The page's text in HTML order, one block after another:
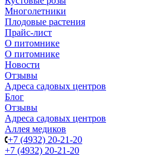
Многолетники
Плодовые растения
Прайс-лист
О питомнике
О питомнике
Новости
Отзывы
Адреса садовых центров
Блог
Отзывы
Адреса садовых центров
Аллея медиков
+7 (4932) 20-21-20
+7 (4932) 20-21-20